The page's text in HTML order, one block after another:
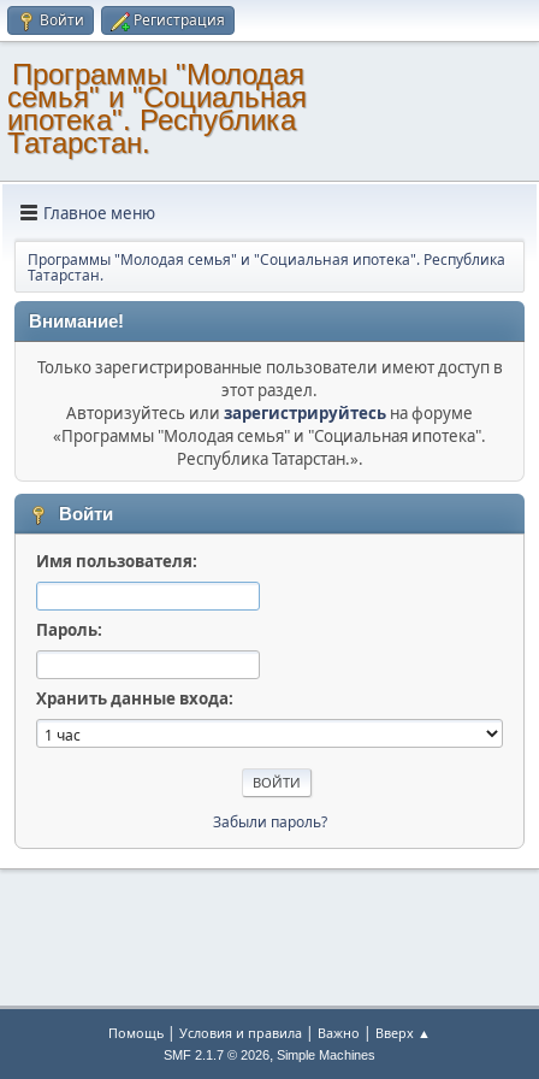
Войти Регистрация
Программы "Молодая
семья" и "Социальная
ипотека". Республика
Татарстан.
Главное меню
Программы "Молодая семья" и "Социальная ипотека". Республика
Татарстан.
Внимание!
Только зарегистрированные пользователи имеют доступ в
этот раздел.
Авторизуйтесь или зарегистрируйтесь на форуме
«Программы "Молодая семья" и "Социальная ипотека".
Республика Татарстан.».
Войти
Имя пользователя:
Пароль:
Хранить данные входа:
Забыли пароль?
Помощь | Условия и правила | Важно | Вверх ▲
SMF 2.1.7 © 2026, Simple Machines